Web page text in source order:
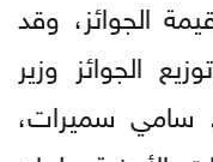
الجوائز، وقد
الجوائز وزير
سامي سميرات،